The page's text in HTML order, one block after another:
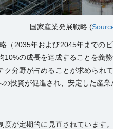
国家産業発展戦略 (
（2035年および2045年までの
の成長を達成することを義
ク分野が占めることが求められ
投資が促進され、安定した産業
度が定期的に見直されています